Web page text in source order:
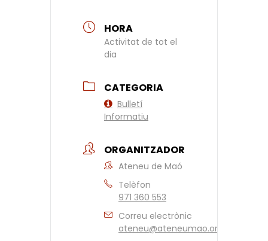
HORA
Activitat de tot el
dia
CATEGORIA
Bulletí
Informatiu
ORGANITZADOR
Ateneu de Maó
Telèfon
971 360 553
Correu electrònic
ateneu@ateneumao.org